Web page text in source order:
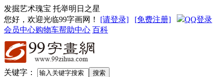
发掘艺术瑰宝 托举明日之星
您好，欢迎光临99字画网 ！ [请登录] [免费注册]
QQ登录
会员中心购物车帮助中心 百科
关键字：